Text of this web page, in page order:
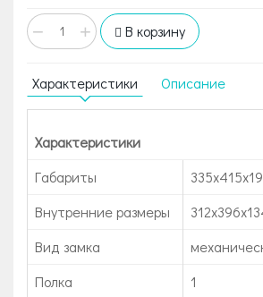
− + В корзину
Характеристики Описание
Характеристики
Габариты
Внутренние размеры
Вид замка
Полка
1